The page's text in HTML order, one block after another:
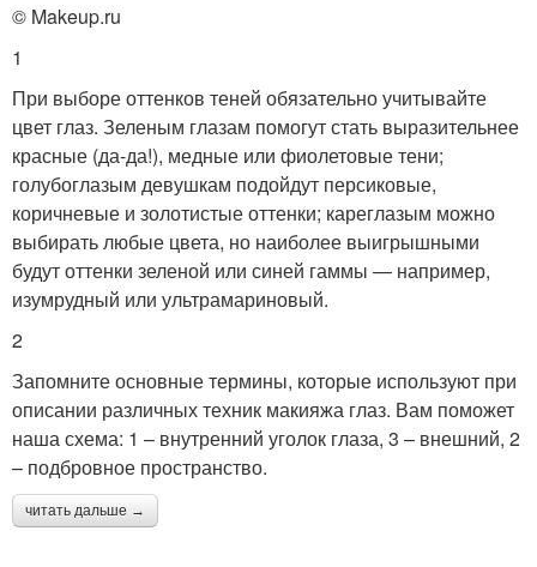
© Makeup.ru
1
При выборе оттенков теней обязательно учитывайте
цвет глаз. Зеленым глазам помогут стать выразительнее
красные (да-да!), медные или фиолетовые тени;
голубоглазым девушкам подойдут персиковые,
коричневые и золотистые оттенки; кареглазым можно
выбирать любые цвета, но наиболее выигрышными
будут оттенки зеленой или синей гаммы — например,
изумрудный или ультрамариновый.
2
Запомните основные термины, которые используют при
описании различных техник макияжа глаз. Вам поможет
наша схема: 1 – внутренний уголок глаза, 3 – внешний, 2
– подбровное пространство.
читать дальше →